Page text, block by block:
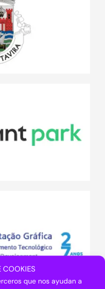
COOKIES
que nos ayudan a